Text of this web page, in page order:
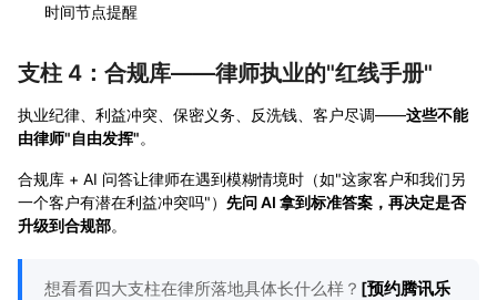
时间节点提醒
支柱 4：合规库——律师执业的"红线手册"
执业纪律、利益冲突、保密义务、反洗钱、客户尽调——这些不能
由律师"自由发挥"。
合规库 + AI 问答让律师在遇到模糊情境时（如"这家客户和我们另
一个客户有潜在利益冲突吗"） 先问 AI 拿到标准答案，再决定是否
升级到合规部。
想看看四大支柱在律所落地具体长什么样？ [预约腾讯乐